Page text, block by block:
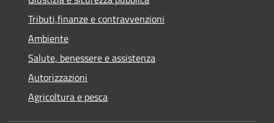
Tributi,finanze e contravvenzioni
Ambiente
Salute, benessere e assistenza
Autorizzazioni
Agricoltura e pesca